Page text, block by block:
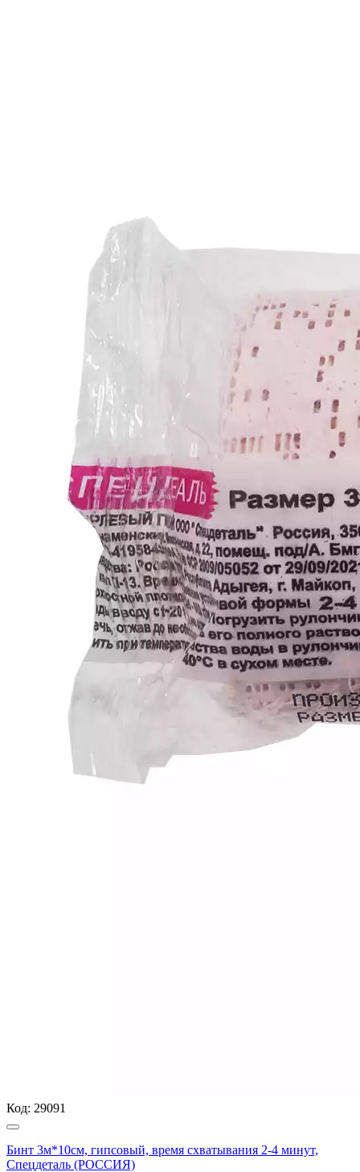
Код: 29091
Бинт 3м*10см, гипсовый, время схватывания 2-4 минут,
Спецдеталь (РОССИЯ)